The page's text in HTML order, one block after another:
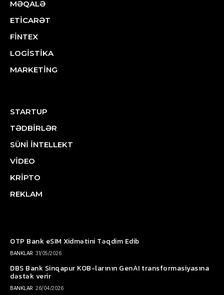
MƏQALƏ
ETİCARƏT
FİNTEX
LOGİSTİKA
MARKETİNG
STARTUP
TƏDBİRLƏR
SÜNİ İNTELLEKT
VİDEO
KRİPTO
REKLAM
OTP Bank eSIM Xidmətini Təqdim Edib
BANKLAR 31/05/2026
DBS Bank Sinqapur KOB-larının GenAI transformasiyasına
dəstək verir
BANKLAR 26/04/2026